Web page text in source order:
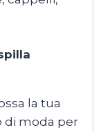
la tua
di moda per